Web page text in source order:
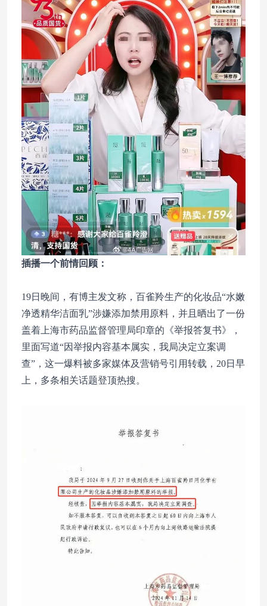
插播一个前情回顾：
19日晚间，有博主发文称，百雀羚生产的化妆品“水嫩
净透精华洁面乳”涉嫌添加禁用原料，并且晒出了一份
盖着上海市药品监督管理局印章的《举报答复书》，
里面写道“因举报内容基本属实，我局决定立案调
查”，这一爆料被多家媒体及营销号引用转载，20日早
上，多条相关话题登顶热搜。